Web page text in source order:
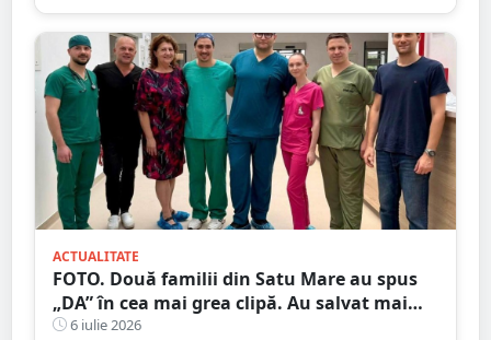
ACTUALITATE
FOTO. Două familii din Satu Mare au spus
„DA” în cea mai grea clipă. Au salvat mai
mulți pacienți
6 iulie 2026